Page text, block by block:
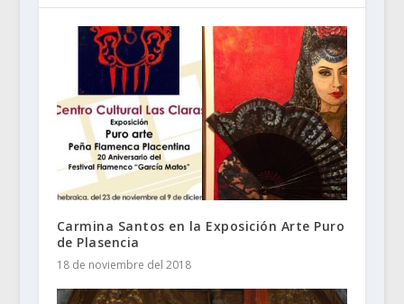
Carmina Santos en la Exposición Arte Puro
de Plasencia
18 de noviembre del 2018